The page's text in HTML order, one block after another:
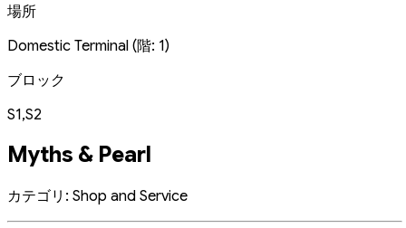
場所
Domestic Terminal (階: 1)
ブロック
S1,S2
Myths & Pearl
カテゴリ: Shop and Service